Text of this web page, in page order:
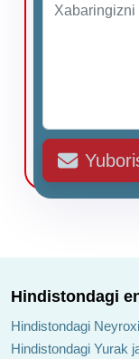
Hindistondagi
Hindistondagi
Hindistondagi Yurak